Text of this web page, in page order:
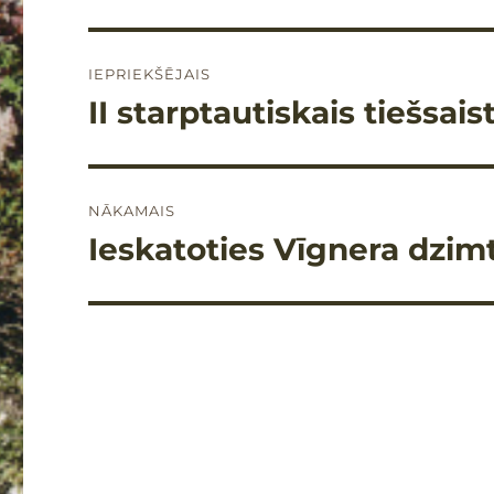
izvēlne
IEPRIEKŠĒJAIS
Iepriekšējais
II starptautiskais
NĀKAMAIS
Nākamais
Ieskatoties Vīgnera